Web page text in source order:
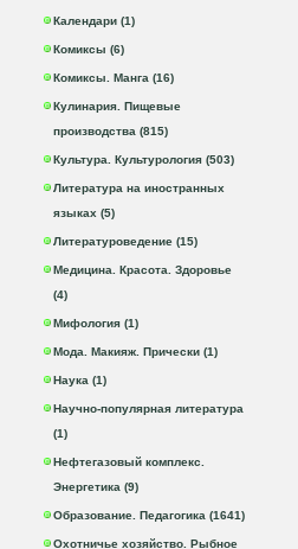
Календари (1)
Комиксы (6)
Комиксы. Манга (16)
Кулинария. Пищевые
производства (815)
Культура. Культурология (503)
Литература на иностранных
языках (5)
Литературоведение (15)
Медицина. Красота. Здоровье
(4)
Мифология (1)
Мода. Макияж. Прически (1)
Наука (1)
Научно-популярная литература
(1)
Нефтегазовый комплекс.
Энергетика (9)
Образование. Педагогика (1641)
Охотничье хозяйство. Рыбное